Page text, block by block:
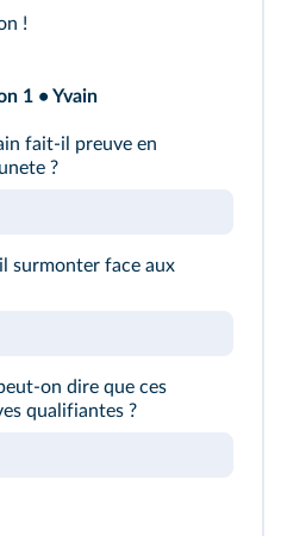
!
1 • Yvain
fait-il preuve en
?
surmonter face aux
on dire que ces
qualifiantes ?